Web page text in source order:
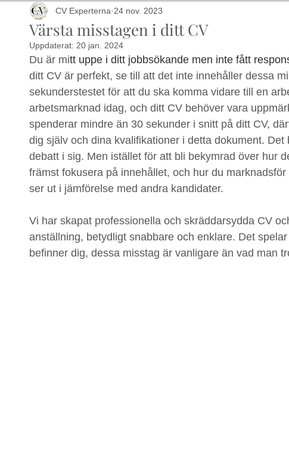
Uppföljning Intervjufrågor
Motivationsbrev Utmärkelser ATS-vänliga CV
Distansjobb CV för sommarjobb
Värsta misstagen i ditt CV
CV Experterna 24 nov. 2023
Uppdaterat: 20 jan. 2024
Du är mitt uppe i ditt jobbsökande men inte fått
ditt CV är perfekt, se till att det inte innehåller dessa
sekunderstestet för att du ska komma vidare till en
arbetsmarknad idag, och ditt CV behöver vara
spenderar mindre än 30 sekunder i snitt på ditt CV,
dig själv och dina kvalifikationer i detta dokument. Det
debatt i sig. Men istället för att bli bekymrad över hur
främst fokusera på innehållet, och hur du
ser ut i jämförelse med andra kandidater.
Vi har skapat professionella och skräddarsydda CV
anställning, betydligt snabbare och enklare. Det
befinner dig, dessa misstag är vanligare än vad man